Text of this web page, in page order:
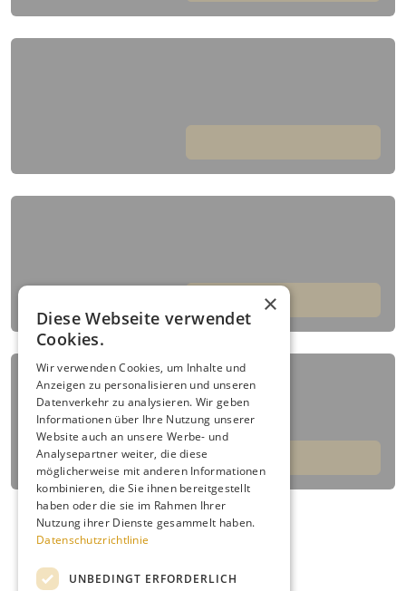
×
Diese Webseite verwendet
Cookies.
Wir verwenden Cookies, um Inhalte und
Anzeigen zu personalisieren und unseren
Datenverkehr zu analysieren. Wir geben
Informationen über Ihre Nutzung unserer
Website auch an unsere Werbe- und
Analysepartner weiter, die diese
möglicherweise mit anderen Informationen
kombinieren, die Sie ihnen bereitgestellt
haben oder die sie im Rahmen Ihrer
Nutzung ihrer Dienste gesammelt haben.
Datenschutzrichtlinie
UNBEDINGT ERFORDERLICH